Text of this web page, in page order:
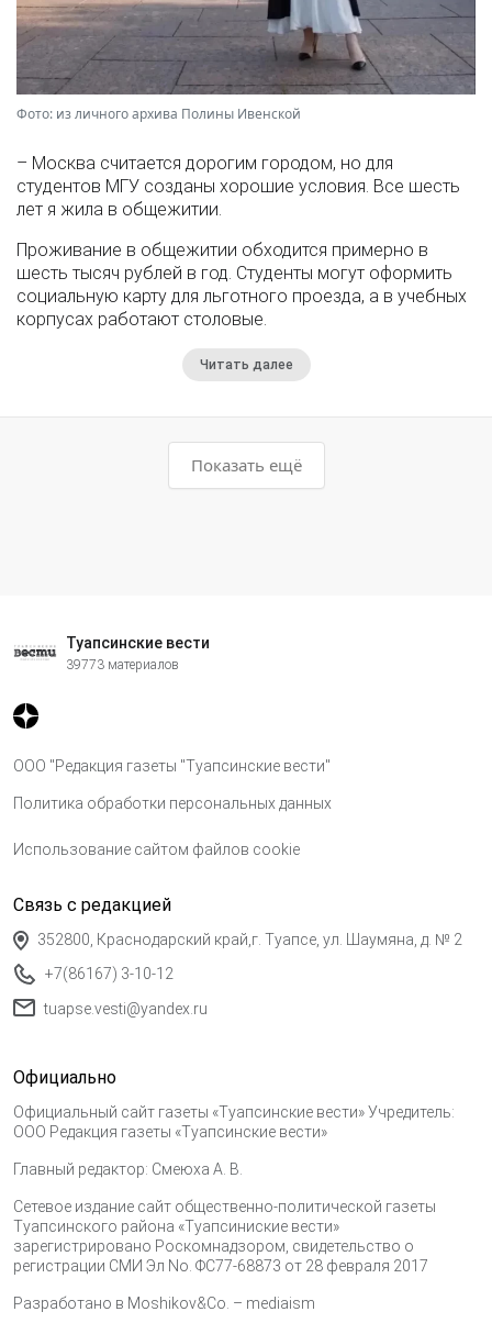
Фото: из личного архива Полины Ивенской
– Москва считается дорогим городом, но для
студентов МГУ созданы хорошие условия. Все шесть
лет я жила в общежитии.
Проживание в общежитии обходится примерно в
шесть тысяч рублей в год. Студенты могут оформить
социальную карту для льготного проезда, а в учебных
корпусах работают столовые.
Читать далее
Показать ещё
Туапсинские вести
39773 материалов
ООО "Редакция газеты "Туапсинские вести"
Политика обработки персональных данных
Использование сайтом файлов cookie
Связь с редакцией
352800, Краснодарский край,г. Туапсе, ул. Шаумяна, д. № 2
+7(86167) 3-10-12
tuapse.vesti@yandex.ru
Официально
Официальный сайт газеты «Туапсинские вести» Учредитель:
ООО Редакция газеты «Туапсинские вести»
Главный редактор: Смеюха А. В.
Сетевое издание сайт общественно-политической газеты
Туапсинского района «Туапсиниские вести»
зарегистрировано Роскомнадзором, свидетельство о
регистрации СМИ Эл No. ФС77-68873 от 28 февраля 2017
Разработано в Moshikov&Co. – mediaism